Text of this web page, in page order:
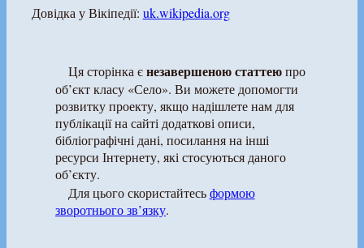
Довідка у Вікіпедії: uk.wikipedia.org
Ця сторінка єнезавершеною статтеюпро
об’єкт класу «Село». Ви можете допомогти
розвитку проекту, якщо надішлете нам для
публікації на сайті додаткові описи,
бібліографічні дані, посилання на інші
ресурси Інтернету, які стосуються даного
об’єкту.
Для цього скористайтесьформою
зворотнього зв’язку.